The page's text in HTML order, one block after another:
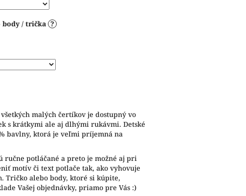
body / trička ?
malých čertíkov je dostupný vo
s krátkymi ale aj dlhými rukávmi. Detské
bavlny, ktorá je veľmi príjemná na
ručne potláčané a preto je možné aj pri
motív či text potlače tak, ako vyhovuje
Tričko alebo body, ktoré si kúpite,
Vašej objednávky, priamo pre Vás :)